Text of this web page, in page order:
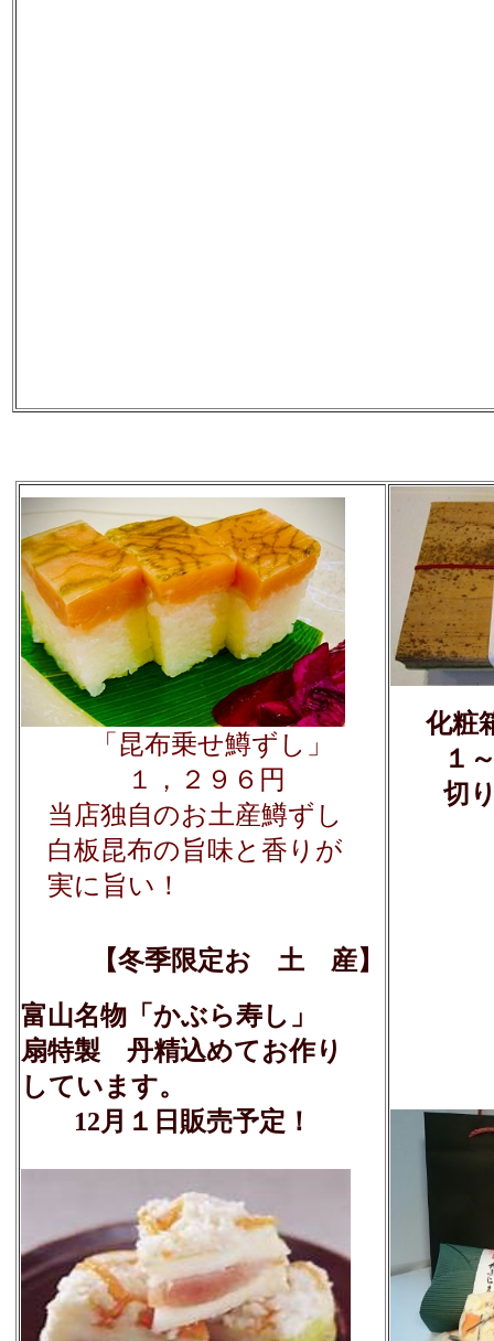
「昆布乗せ鱒ずし」
１，２９６円
当店独自のお土産鱒ずし
白板昆布の旨味と香りが
実に旨い！
【冬季限定お 土 産】
富山名物「かぶら寿し」
扇特製 丹精込めてお作り
しています。
12月１日販売予定！
化粧
１～
切り